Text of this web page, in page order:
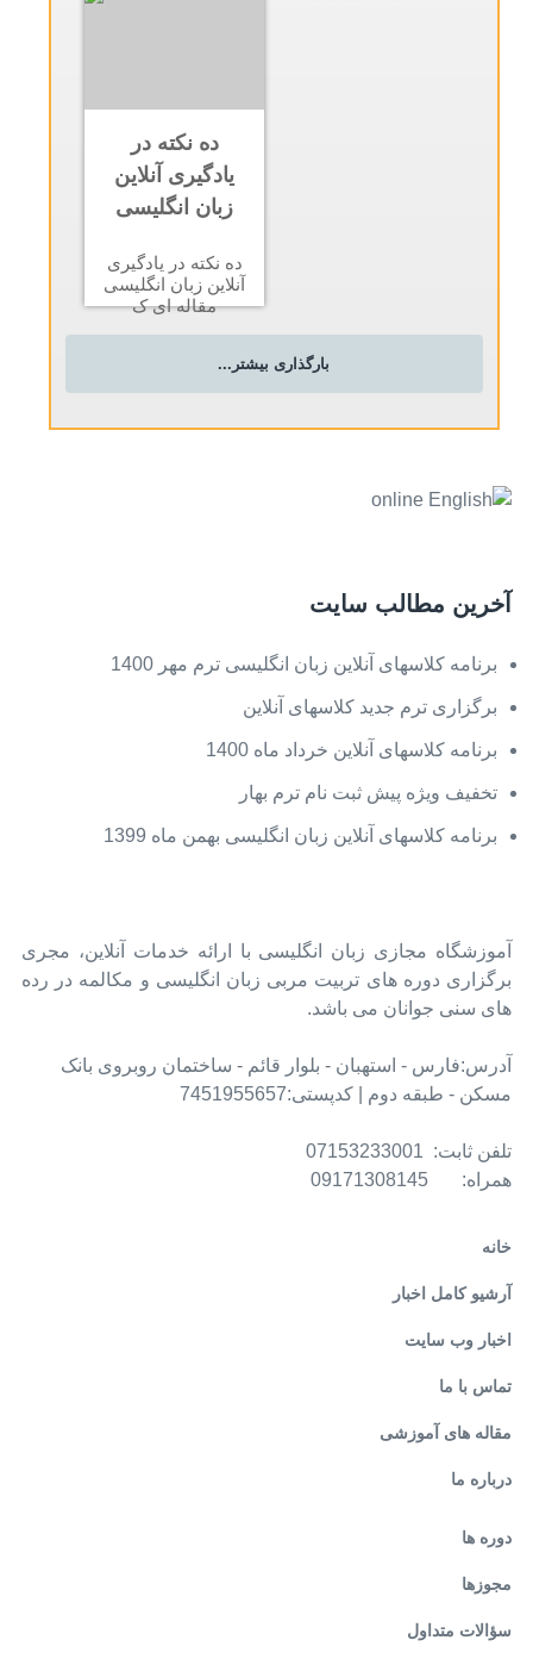
ده نکته در
یادگیری آنلاین
زبان انگلیسی
ده نکته در یادگیری
آنلاین زبان انگلیسی
مقاله ای ک
بارگذاری بیشتر...
آخرین مطالب سایت
برنامه کلاسهای آنلاین زبان انگلیسی ترم مهر 1400
برگزاری ترم جدید کلاسهای آنلاین
برنامه کلاسهای آنلاین خرداد ماه 1400
تخفیف ويژه پیش ثبت نام ترم بهار
برنامه کلاسهای آنلاین زبان انگلیسی بهمن ماه 1399
آموزشگاه مجازی زبان انگلیسی با ارائه خدمات آنلاین، مجری
برگزاری دوره های تربیت مربی زبان انگلیسی و مکالمه در رده
های سنی جوانان می باشد.
آدرس:فارس - استهبان - بلوار قائم - ساختمان روبروی بانک
مسکن - طبقه دوم | کدپستی:7451955657
تلفن ثابت: 07153233001
همراه: 09171308145
خانه
آرشیو کامل اخبار
اخبار وب سایت
تماس با ما
مقاله های آموزشی
درباره ما
دوره ها
مجوزها
سؤالات متداول